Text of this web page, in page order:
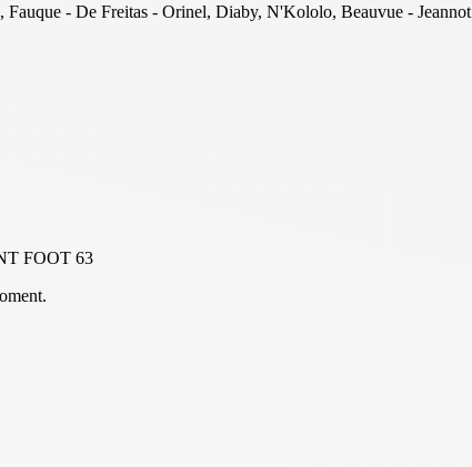
Fauque - De Freitas - Orinel, Diaby, N'Kololo, Beauvue - Jeannot
FOOT 63